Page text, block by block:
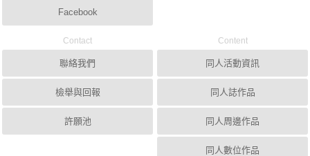
Facebook
Contact
聯絡我們
檢舉與回報
許願池
Content
同人活動資訊
同人誌作品
同人周邊作品
同人數位作品